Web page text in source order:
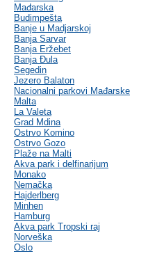
Mađarska
Budimpešta
Banje u Madjarskoj
Banja Sarvar
Banja Eržebet
Banja Ðula
Segedin
Jezero Balaton
Nacionalni parkovi Mađarske
Malta
La Valeta
Grad Mdina
Ostrvo Komino
Ostrvo Gozo
Plaže na Malti
Akva park i delfinarijum
Monako
Nemačka
Hajderlberg
Minhen
Hamburg
Akva park Tropski raj
Norveška
Oslo